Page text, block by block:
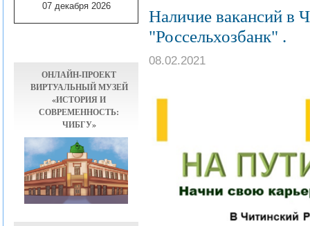
07 декабря 2026
ОНЛАЙН-ПРОЕКТ
ВИРТУАЛЬНЫЙ МУЗЕЙ
«ИСТОРИЯ И
СОВРЕМЕННОСТЬ:
ЧИБГУ»
Наличие вакансий
"Россельхозбанк" .
08.02.2021